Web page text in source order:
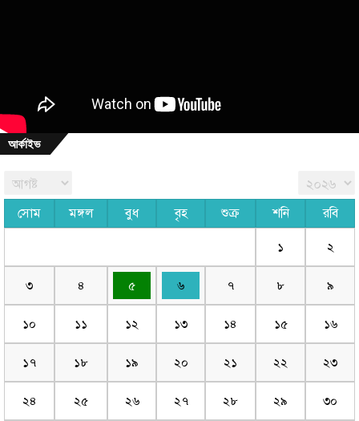
আর্কাইভ
সোম মঙ্গল বুধ বৃহ শুক্র শনি রবি
১ ২
৩ ৪ ৫ ৬ ৭ ৮ ৯
১০ ১১ ১২ ১৩ ১৪ ১৫ ১৬
১৭ ১৮ ১৯ ২০ ২১ ২২ ২৩
২৪ ২৫ ২৬ ২৭ ২৮ ২৯ ৩০